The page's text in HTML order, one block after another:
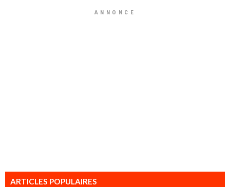
ANNONCE
ARTICLES POPULAIRES